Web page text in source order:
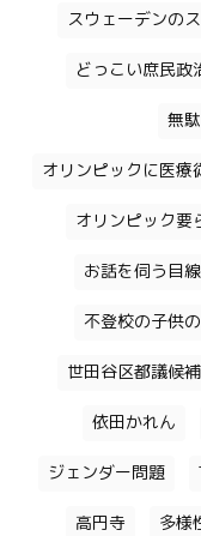
スウェーデンの
どっこい庶民政
無
オリンピックに医療
オリンピック要
お話を伺う目線
不登校の子供
世田谷区都議候補
依田かれん
ジェンダー問題
高円寺 多様